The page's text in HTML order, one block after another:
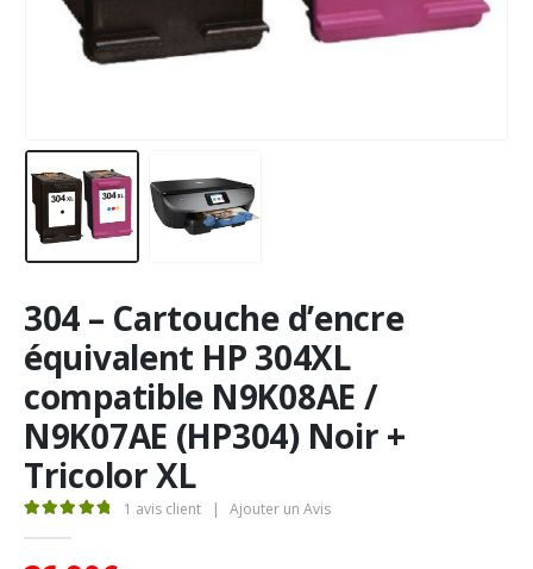
304 – Cartouche d’encre
équivalent HP 304XL
compatible N9K08AE /
N9K07AE (HP304) Noir +
Tricolor XL
1 avis client Ajouter un Avis